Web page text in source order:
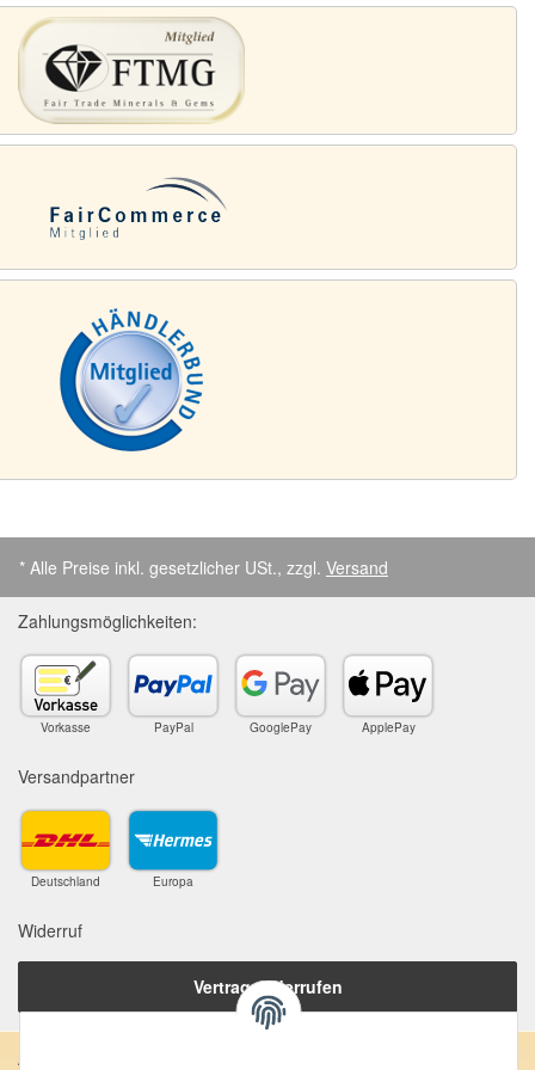
* Alle Preise inkl. gesetzlicher USt., zzgl. Versand
Zahlungsmöglichkeiten:
Vorkasse PayPal GooglePay ApplePay
Versandpartner
Deutschland Europa
Widerruf
Vertrag widerrufen
Anschrift: